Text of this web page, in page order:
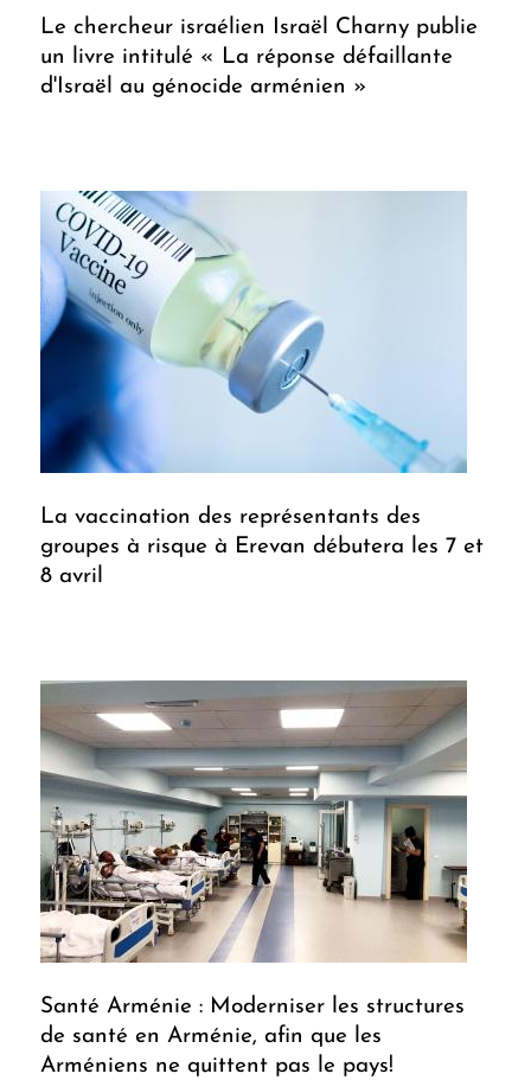
Le chercheur israélien Israël Charny publie
un livre intitulé « La réponse défaillante
d'Israël au génocide arménien »
La vaccination des représentants des
groupes à risque à Erevan débutera les 7 et
8 avril
Santé Arménie : Moderniser les structures
de santé en Arménie, afin que les
Arméniens ne quittent pas le pays!